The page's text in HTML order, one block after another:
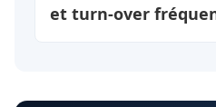
et turn-over